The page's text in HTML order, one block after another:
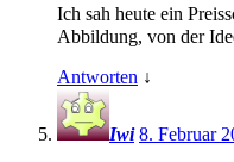
Ich sah heute ein
Abbildung, von der
Antworten ↓
Iwi 8. Februar